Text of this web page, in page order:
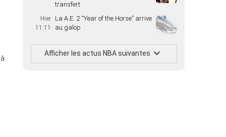
transfert
Hier
11:11
La A.E. 2 “Year of the Horse” arrive
au galop
Afficher les actus NBA suivantes